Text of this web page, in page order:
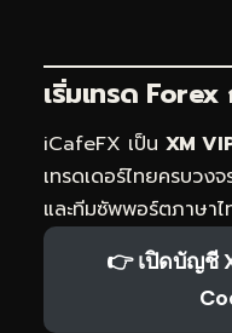
เริ่มเทรด
iCafeFX เป็น XM
เทรดเดอร์ไทยครบ
และทีมซัพพอร์ตภาษา
👉 เปิดบัญชี